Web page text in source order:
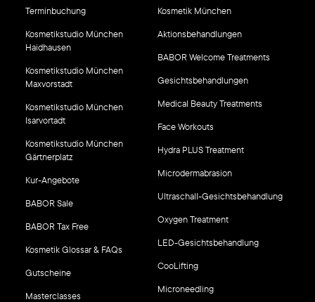
Terminbuchung
Kosmetikstudio München
Haidhausen
Kosmetikstudio München
Maxvorstadt
Kosmetikstudio München
Isarvortadt
Kosmetikstudio München
Gärtnerplatz
Kur-Angebote
BABOR Sale
BABOR Tax Free
Kosmetik Glossar & FAQs
Gutscheine
Masterclasses
Kosmetik München
Aktionsbehandlungen
BABOR Welcome Treatments
Gesichtsbehandlungen
Medical Beauty Treatments
Face Workouts
Hydra PLUS Treatment
Microdermabrasion
Ultraschall-Gesichtsbehandlung
Oxygen Treatment
LED-Gesichtsbehandlung
CooLifting
Microneedling